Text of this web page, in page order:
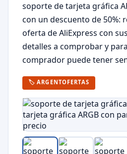
soporte de tarjeta gráfica
con un descuento de 50%:
oferta de AliExpress con
detalles a comprobar y
comprador puede tener
🏷 ARGENTOFERTAS